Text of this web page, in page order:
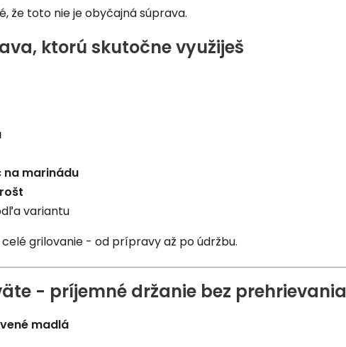
že toto nie je obyčajná súprava.
ktorú skutočne využiješ
na marinádu
variantu
grilovanie - od prípravy až po údržbu.
- príjemné držanie bez prehrievania
madlá